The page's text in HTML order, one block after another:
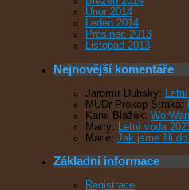
Únor 2014
Leden 2014
Prosinec 2013
Listopad 2013
Nejnovější komentáře
Jaromír Dubský:
MUDr Prokop Straka:
Karel Blažek:
Marty:
Letní voda
Marie: Jak jsme šli
Základní informace
Registrace